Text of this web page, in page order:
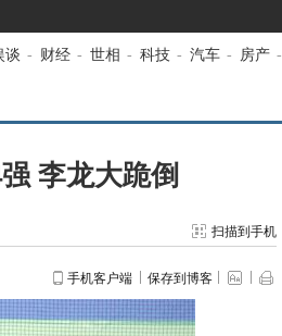
谈 - 财经 - 世相 - 科技 - 汽车 - 房产 -
李龙大跪倒
扫描到手机
手机客户端 保存到博客